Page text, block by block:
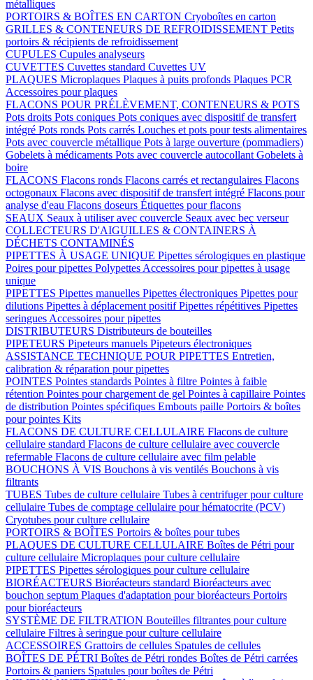
métalliques
PORTOIRS & BOÎTES EN CARTON Cryoboîtes en carton
GRILLES & CONTENEURS DE REFROIDISSEMENT Petits
portoirs & récipients de refroidissement
CUPULES Cupules analyseurs
CUVETTES Cuvettes standard Cuvettes UV
PLAQUES Microplaques Plaques à puits profonds Plaques PCR
Accessoires pour plaques
FLACONS POUR PRÉLÈVEMENT, CONTENEURS & POTS
Pots droits Pots coniques Pots coniques avec dispositif de transfert
intégré Pots ronds Pots carrés Louches et pots pour tests alimentaires
Pots avec couvercle métallique Pots à large ouverture (pommadiers)
Gobelets à médicaments Pots avec couvercle autocollant Gobelets à
boire
FLACONS Flacons ronds Flacons carrés et rectangulaires Flacons
octogonaux Flacons avec dispositif de transfert intégré Flacons pour
analyse d'eau Flacons doseurs Étiquettes pour flacons
SEAUX Seaux à utiliser avec couvercle Seaux avec bec verseur
COLLECTEURS D'AIGUILLES & CONTAINERS À
DÉCHETS CONTAMINÉS
PIPETTES À USAGE UNIQUE Pipettes sérologiques en plastique
Poires pour pipettes Polypettes Accessoires pour pipettes à usage
unique
PIPETTES Pipettes manuelles Pipettes électroniques Pipettes pour
dilutions Pipettes à déplacement positifPipettes répétitives Pipettes
seringues Accessoires pour pipettes
DISTRIBUTEURS Distributeurs de bouteilles
PIPETEURS Pipeteurs manuels Pipeteurs électroniques
ASSISTANCE TECHNIQUE POUR PIPETTES Entretien,
calibration & réparation pour pipettes
POINTES Pointes standards Pointes à filtre Pointes à faible
rétention Pointes pour chargement de gel Pointes à capillaire Pointes
de distribution Pointes spécifiques Embouts paille Portoirs & boîtes
pour pointes Kits
FLACONS DE CULTURE CELLULAIRE Flacons de culture
cellulaire standard Flacons de culture cellulaire avec couvercle
refermable Flacons de culture cellulaire avec film pelable
BOUCHONS À VIS Bouchons à vis ventilés Bouchons à vis
filtrants
TUBES Tubes de culture cellulaire Tubes à centrifuger pour culture
cellulaire Tubes de comptage cellulaire pour hématocrite (PCV)
Cryotubes pour culture cellulaire
PORTOIRS & BOÎTES Portoirs & boîtes pour tubes
PLAQUES DE CULTURE CELLULAIRE Boîtes de Pétri pour
culture cellulaire Microplaques pour culture cellulaire
PIPETTES Pipettes sérologiques pour culture cellulaire
BIORÉACTEURS Bioréacteurs standard Bioréacteurs avec
bouchon septum Plaques d'adaptation pour bioréacteurs Portoirs
pour bioréacteurs
SYSTÈME DE FILTRATION Bouteilles filtrantes pour culture
cellulaire Filtres à seringue pour culture cellulaire
ACCESSOIRES Grattoirs de cellules Spatules de cellules
BOÎTES DE PÉTRI Boîtes de Pétri rondes Boîtes de Pétri carrées
Portoirs & paniers Spatules pour boîtes de Pétri